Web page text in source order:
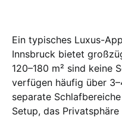
Ein typisches Luxus-
Innsbruck bietet
120–180 m² sind keine
verfügen häufig über
separate
Setup, das